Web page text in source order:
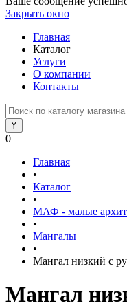
Закрыть окно
Главная
Каталог
Услуги
О компании
Контакты
0
Главная
•
Каталог
•
МАФ - малые
•
Мангалы
•
Мангал низкий с
Мангал